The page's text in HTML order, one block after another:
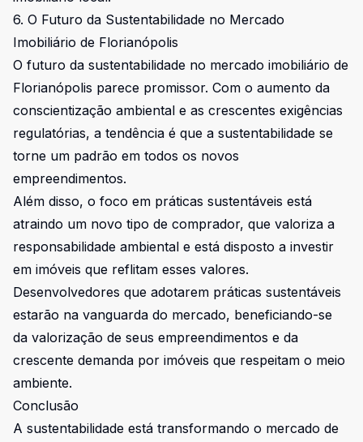
6. O Futuro da Sustentabilidade no Mercado
Imobiliário de Florianópolis
O futuro da sustentabilidade no mercado imobiliário de
Florianópolis parece promissor. Com o aumento da
conscientização ambiental e as crescentes exigências
regulatórias, a tendência é que a sustentabilidade se
torne um padrão em todos os novos
empreendimentos.
Além disso, o foco em práticas sustentáveis está
atraindo um novo tipo de comprador, que valoriza a
responsabilidade ambiental e está disposto a investir
em imóveis que reflitam esses valores.
Desenvolvedores que adotarem práticas sustentáveis
estarão na vanguarda do mercado, beneficiando-se
da valorização de seus empreendimentos e da
crescente demanda por imóveis que respeitam o meio
ambiente.
Conclusão
A sustentabilidade está transformando o mercado de